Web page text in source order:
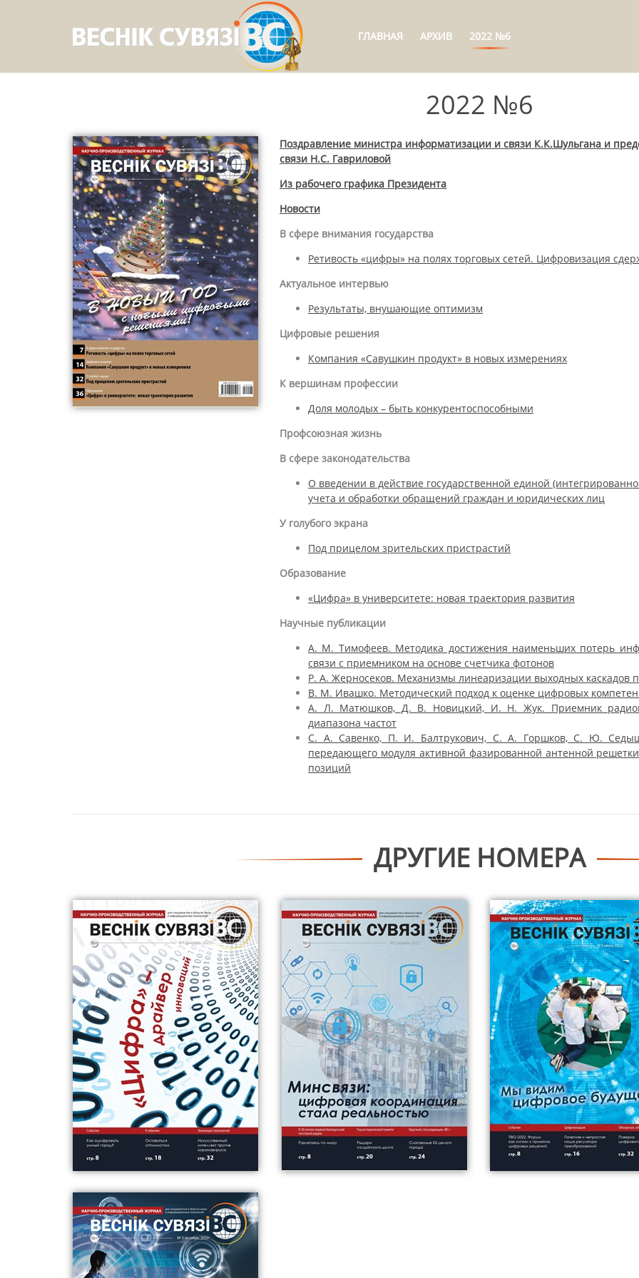
ГЛАВНАЯ АРХИВ 2022 №6
2022 №6
Поздравление министра информатизации и связи К.К.Шульгана и
связи Н.С. Гавриловой
Из рабочего графика Президента
Новости
В сфере внимания государства
Ретивость «цифры» на полях торговых сетей. Цифровизация
Актуальное интервью
Результаты, внушающие оптимизм
Цифровые решения
Компания «Савушкин продукт» в новых измерениях
К вершинам профессии
Доля молодых – быть конкурентоспособными
Профсоюзная жизнь
В сфере законодательства
О введении в действие государственной единой
учета и обработки обращений граждан и юридических лиц
У голубого экрана
Под прицелом зрительских пристрастий
Образование
«Цифра» в университете: новая траектория развития
Научные публикации
А. М. Тимофеев. Методика достижения наименьших потерь
связи с приемником на основе счетчика фотонов
Р. А. Жерносеков. Механизмы линеаризации выходных каскадов
В. М. Ивашко. Методический подход к оценке цифровых
А. Л. Матюшков, Д. В. Новицкий, И. Н. Жук. Приемник
диапазона частот
С. А. Савенко, П. И. Балтрукович, С. А. Горшков, С. Ю.
передающего модуля активной фазированной антенной
позиций
ДРУГИЕ НОМЕРА